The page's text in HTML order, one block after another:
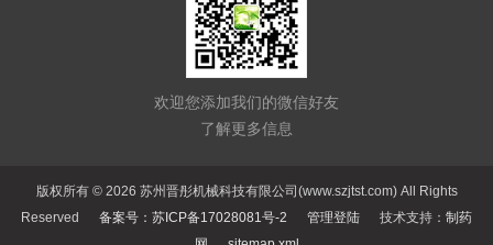
欢迎您添加我们的微信好友
了解更多信息
版权所有 © 2026 苏州晋彤机械科技有限公司(www.szjtst.com) All Rights
Reserved 备案号：苏ICP备17028081号-2 管理登陆 技术支持： 制药